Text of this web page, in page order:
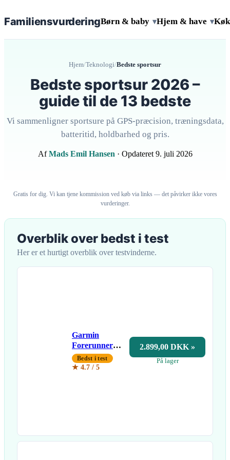
FamiliensvurderingBørn & baby ▾Hjem & have ▾
Hjem/Teknologi/Bedste sportsur
Bedste sportsur 2026 –
guide til de 13 bedste
Vi sammenligner sportsure på GPS-præcision, træningsdata,
batteritid, holdbarhed og pris.
AfMads Emil Hansen · Opdateret 9. juli 2026
Gratis for dig. Vi kan tjene kommission ved køb via links — det påvirker ikke vores
vurderinger.
Overblik over bedst i test
Her er et hurtigt overblik over testvinderne.
Garmin
Forerunner
265Bedst i test
★ 4.7 / 5
2.899,00 DKK »
På lager